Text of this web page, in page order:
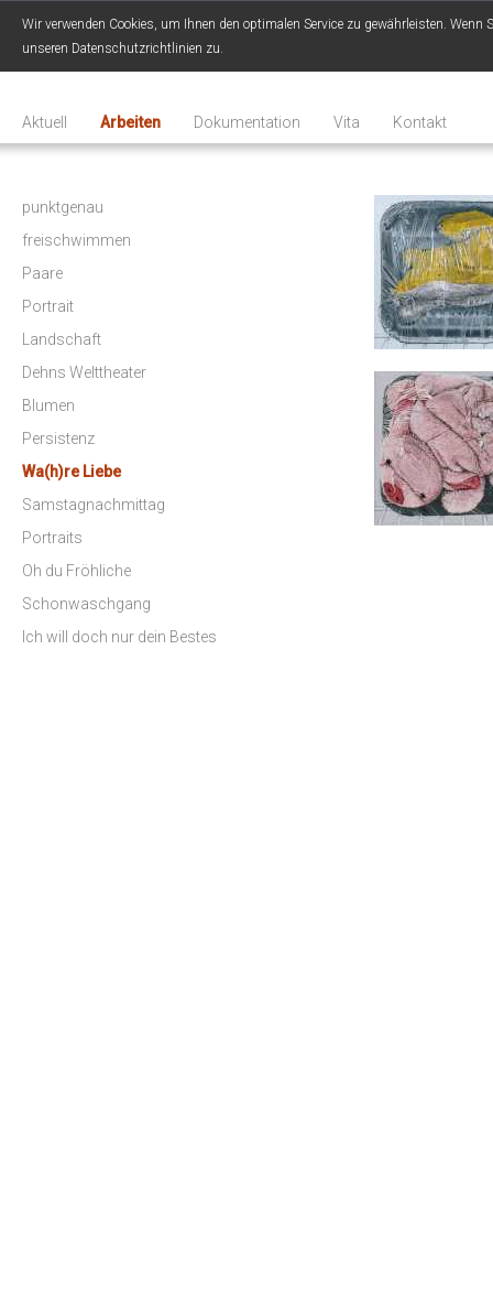
Wir verwenden Cookies, um Ihnen den optimalen Service zu gewährleisten. Wenn
unseren Datenschutzrichtlinien zu.
Aktuell Arbeiten Dokumentation Vita Kontakt
punktgenau
freischwimmen
Paare
Portrait
Landschaft
Dehns Welttheater
Blumen
Persistenz
Wa(h)re Liebe
Samstagnachmittag
Portraits
Oh du Fröhliche
Schonwaschgang
Ich will doch nur dein Bestes